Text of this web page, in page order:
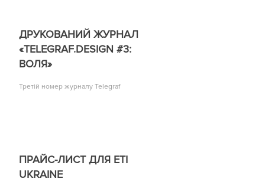
ДРУКОВАНИЙ ЖУРНАЛ
«TELEGRAF.DESIGN #3:
ВОЛЯ»
Третій номер журналу Telegraf
ПРАЙС-ЛИСТ ДЛЯ ETI
UKRAINE